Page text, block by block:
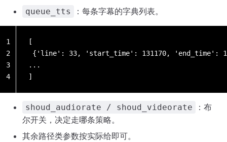
queue_tts ：每条字幕的字典列表。
[
{'line': 33, 'start_time': 131170, 'end_time':
...
]
1
2
3
4
shoud_audiorate / shoud_videorate
：布
尔开关，决定走哪条策略。
其余路径类参数按实际给即可。